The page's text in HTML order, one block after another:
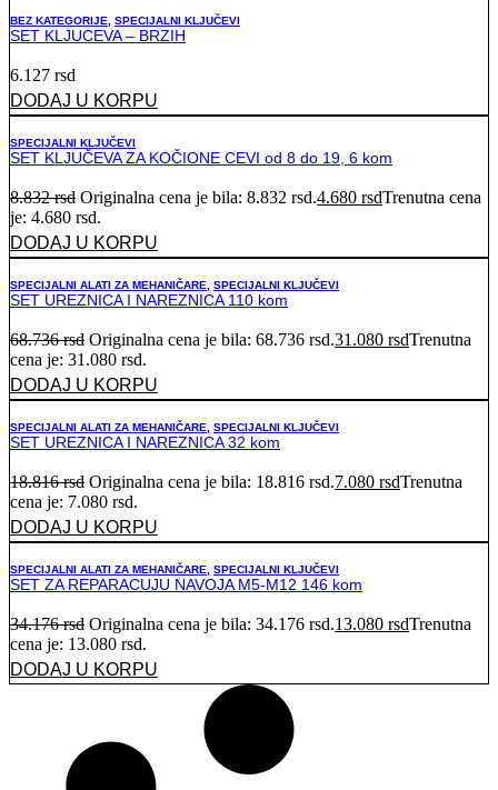
BEZ KATEGORIJE SPECIJALNI KLJUČEVI
SET KLJUCEVA – BRZIH
6.127 rsd
DODAJ U KORPU
SPECIJALNI KLJUČEVI
SET KLJUČEVA ZA KOČIONE CEVI od 8 do 19, 6 kom
8.832rsd Originalna cena je bila: 8.832 rsd.4.680 rsdTrenutna cena
je: 4.680 rsd.
DODAJ U KORPU
SPECIJALNI ALATI ZA MEHANIČARE SPECIJALNI KLJUČEVI
SET UREZNICA I NAREZNICA 110 kom
68.736rsd Originalna cena je bila: 68.736 rsd.31.080 rsdTrenutna
cena je: 31.080 rsd.
DODAJ U KORPU
SPECIJALNI ALATI ZA MEHANIČARE SPECIJALNI KLJUČEVI
SET UREZNICA I NAREZNICA 32 kom
18.816rsd Originalna cena je bila: 18.816 rsd.7.080 rsdTrenutna
cena je: 7.080 rsd.
DODAJ U KORPU
SPECIJALNI ALATI ZA MEHANIČARE SPECIJALNI KLJUČEVI
SET ZA REPARACUJU NAVOJA M5-M12 146 kom
34.176rsd Originalna cena je bila: 34.176 rsd.13.080 rsdTrenutna
cena je: 13.080 rsd.
DODAJ U KORPU